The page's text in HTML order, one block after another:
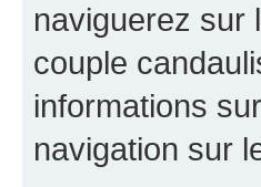
naviguerez sur
couple
informations
navigation sur